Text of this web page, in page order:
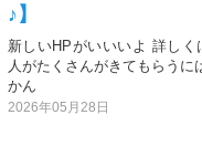
♪】
新しいHPがいいいよ 詳しく
人がたくさんがきてもらう
かん
2026年05月28日